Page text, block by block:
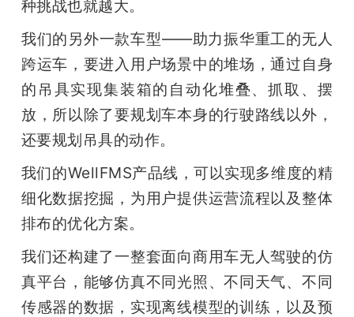
种挑战也就越大。
我们的另外一款车型——助力振华重工的无人
跨运车，要进入用户场景中的堆场，通过自身
的吊具实现集装箱的自动化堆叠、抓取、摆
放，所以除了要规划车本身的行驶路线以外，
还要规划吊具的动作。
我们的WellFMS产品线，可以实现多维度的精
细化数据挖掘，为用户提供运营流程以及整体
排布的优化方案。
我们还构建了一整套面向商用车无人驾驶的仿
真平台，能够仿真不同光照、不同天气、不同
传感器的数据，实现离线模型的训练，以及预